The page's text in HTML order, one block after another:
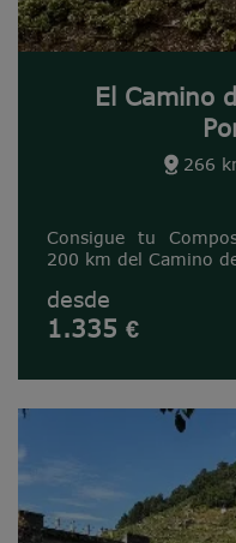
El Camino
266
Consigue tu
200 km del Camino
desde
1.335 €